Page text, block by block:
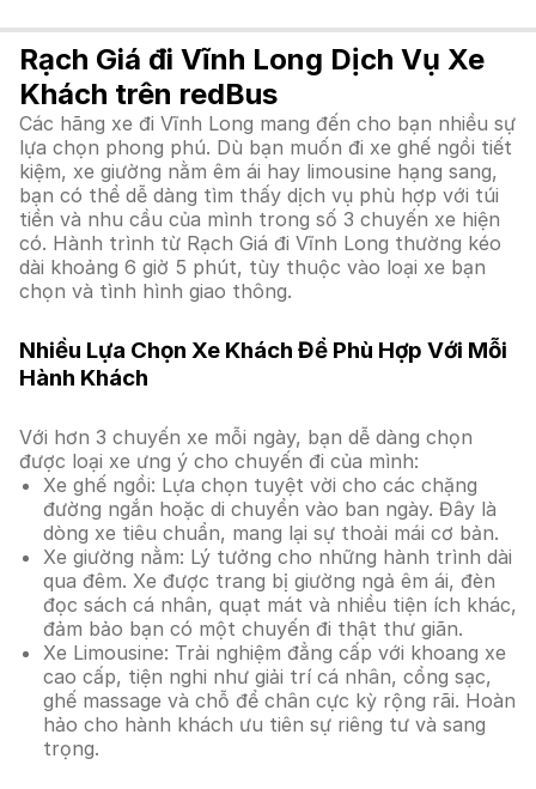
Rạch Giá đi Vĩnh Long Dịch Vụ Xe
Khách trên redBus
Các hãng xe đi Vĩnh Long mang đến cho bạn nhiều sự
lựa chọn phong phú. Dù bạn muốn đi xe ghế ngồi tiết
kiệm, xe giường nằm êm ái hay limousine hạng sang,
bạn có thể dễ dàng tìm thấy dịch vụ phù hợp với túi
tiền và nhu cầu của mình trong số 3 chuyến xe hiện
có. Hành trình từ Rạch Giá đi Vĩnh Long thường kéo
dài khoảng 6 giờ 5 phút, tùy thuộc vào loại xe bạn
chọn và tình hình giao thông.
Nhiều Lựa Chọn Xe Khách Để Phù Hợp Với Mỗi
Hành Khách
Với hơn 3 chuyến xe mỗi ngày, bạn dễ dàng chọn
được loại xe ưng ý cho chuyến đi của mình:
Xe ghế ngồi: Lựa chọn tuyệt vời cho các chặng
đường ngắn hoặc di chuyển vào ban ngày. Đây là
dòng xe tiêu chuẩn, mang lại sự thoải mái cơ bản.
Xe giường nằm: Lý tưởng cho những hành trình dài
qua đêm. Xe được trang bị giường ngả êm ái, đèn
đọc sách cá nhân, quạt mát và nhiều tiện ích khác,
đảm bảo bạn có một chuyến đi thật thư giãn.
Xe Limousine: Trải nghiệm đẳng cấp với khoang xe
cao cấp, tiện nghi như giải trí cá nhân, cổng sạc,
ghế massage và chỗ để chân cực kỳ rộng rãi. Hoàn
hảo cho hành khách ưu tiên sự riêng tư và sang
trọng.